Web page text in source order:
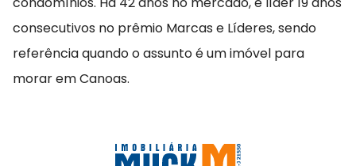
consecutivos no prêmio Marcas e Líderes, sendo
referência quando o assunto é um imóvel para
morar em Canoas.